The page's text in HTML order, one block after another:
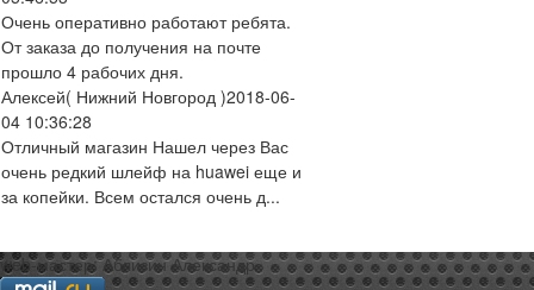
Очень оперативно работают ребята.
От заказа до получения на почте
прошло 4 рабочих дня.
Алексей( Нижний Новгород )2018-06-
04 10:36:28
Отличный магазин Нашел через Вас
очень редкий шлейф на huawei еще и
за копейки. Всем остался очень д...
web-мастер:Аблизин Александр